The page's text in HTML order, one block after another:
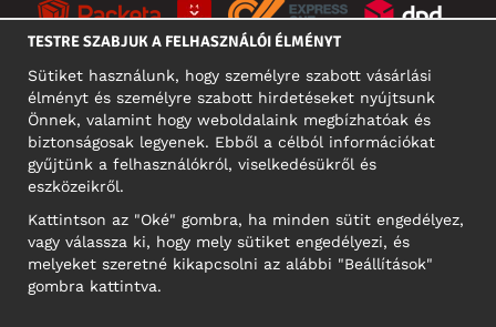
KÖZÖSSÉGI MÉDIA
Motley Denim Europe OÜ
Narva mnt 5, EE-10117 Tallinn
Reg: 12356245
TESTRE SZABJUK A FELHASZNÁLÓI ÉLMÉNYT
Sütiket használunk, hogy személyre szabott vásárlási
élményt és személyre szabott hirdetéseket nyújtsunk
Önnek, valamint hogy weboldalaink megbízhatóak és
biztonságosak legyenek. Ebből a célból információkat
gyűjtünk a felhasználókról, viselkedésükről és
eszközeikről.
Kattintson az "Oké" gombra, ha minden sütit engedélyez,
vagy válassza ki, hogy mely sütiket engedélyezi, és
melyeket szeretné kikapcsolni az alábbi "Beállítások"
gombra kattintva.